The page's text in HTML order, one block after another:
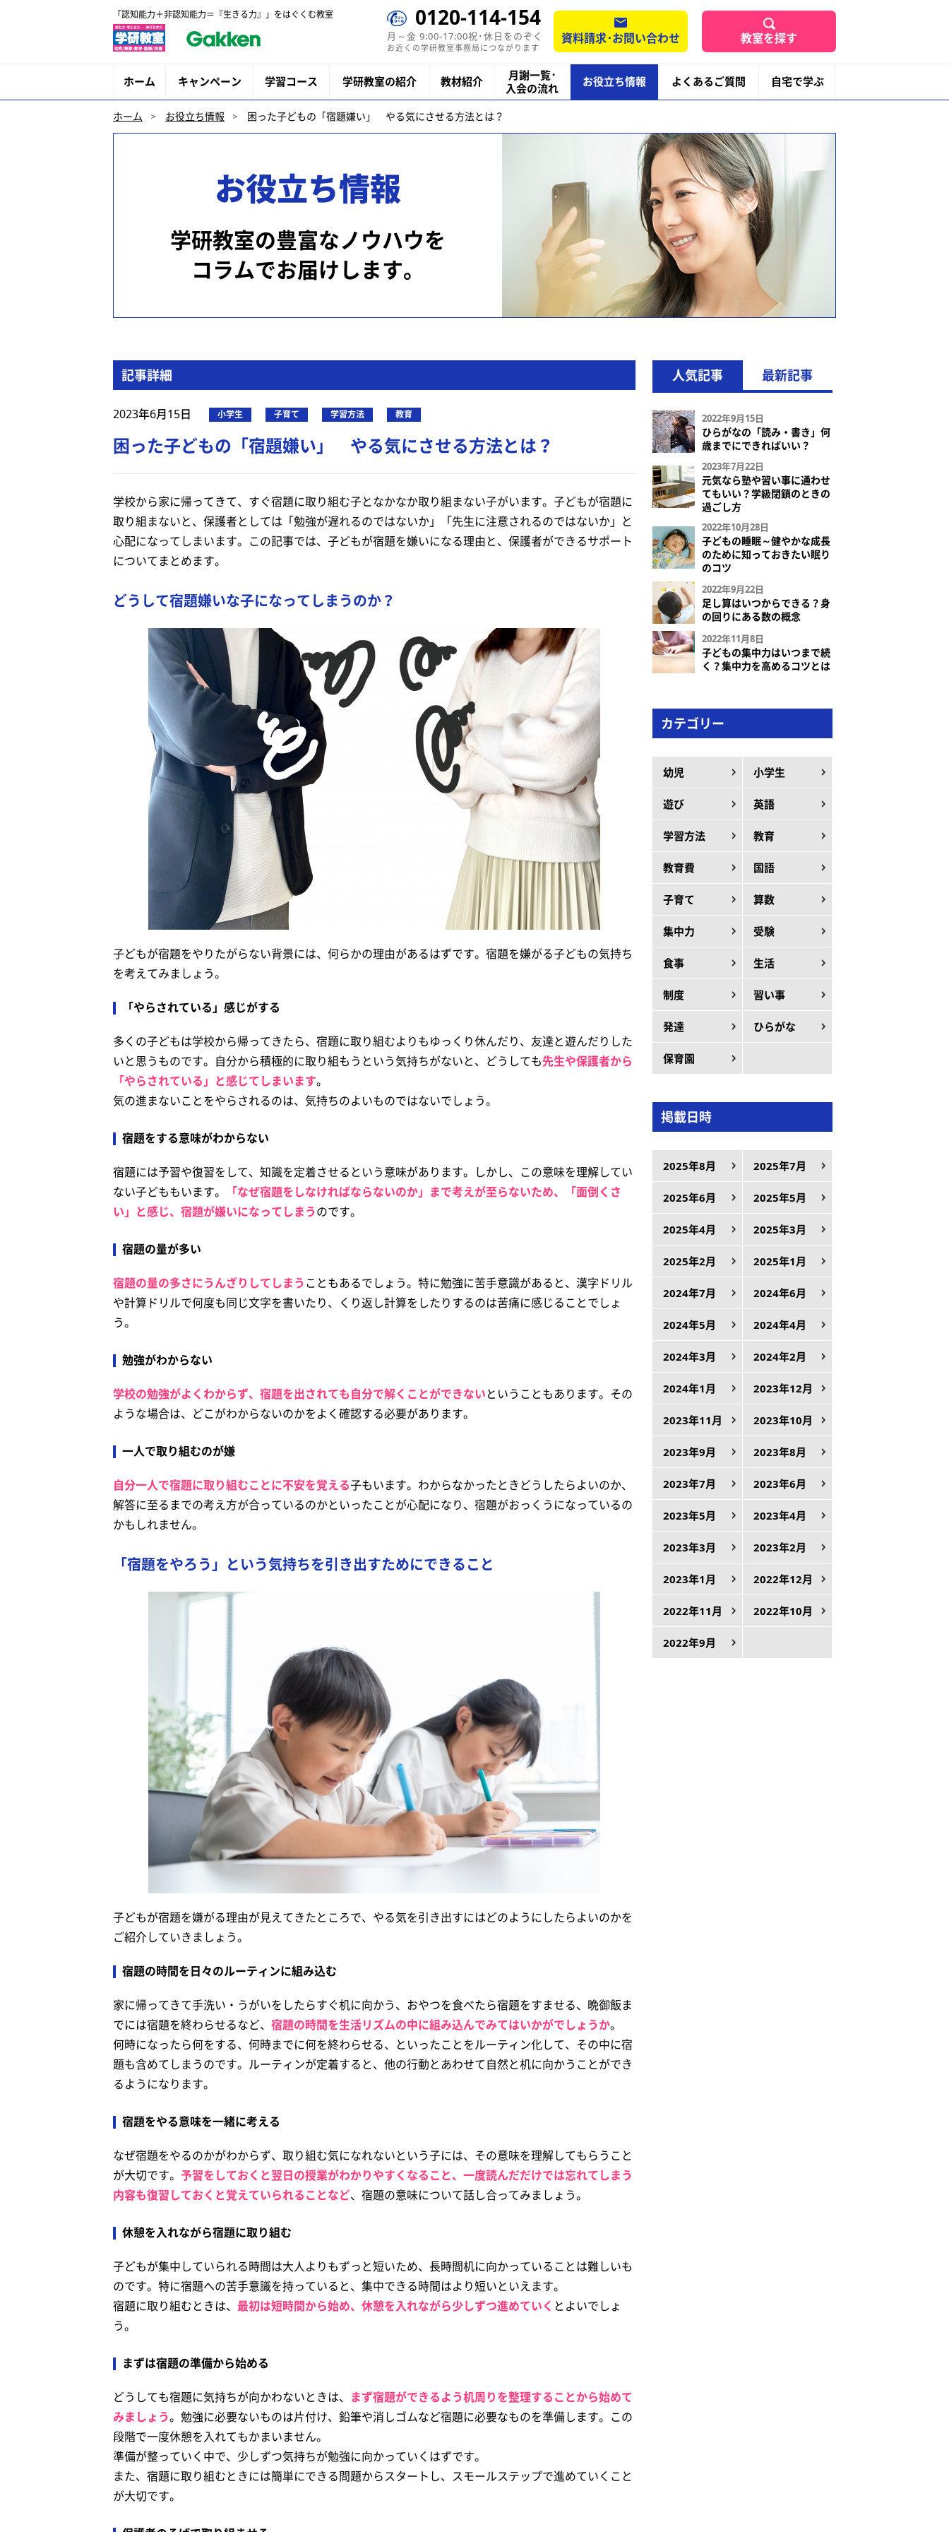
「認知能力＋非認知能力＝『生きる力』」をはぐくむ教室 0120-114-154
月～金 9:00-17:00祝･休日をのぞく
お近くの学研教室事務局につながります
資料請求･お問い合わせ 教室を探す
ホーム キャンペーン 学習コース 学研教室の紹介 教材紹介
月謝一覧･
入会の流れ
お役立ち情報 よくあるご質問 自宅で学ぶ
ホーム お役立ち情報 困った子どもの「宿題嫌い」 やる気にさせる方法とは？
お役立ち情報
学研教室の豊富なノウハウを
コラムでお届けします。
記事詳細
2023年6月15日 小学生 子育て 学習方法 教育
困った子どもの「宿題嫌い」 やる気にさせる方法とは？
学校から家に帰ってきて、すぐ宿題に取り組む子となかなか取り組まない子がいます。子どもが宿題に
取り組まないと、保護者としては「勉強が遅れるのではないか」「先生に注意されるのではないか」と
心配になってしまいます。この記事では、子どもが宿題を嫌いになる理由と、保護者ができるサポート
についてまとめます。
どうして宿題嫌いな子になってしまうのか？
子どもが宿題をやりたがらない背景には、何らかの理由があるはずです。宿題を嫌がる子どもの気持ち
を考えてみましょう。
「やらされている」感じがする
多くの子どもは学校から帰ってきたら、宿題に取り組むよりもゆっくり休んだり、友達と遊んだりした
いと思うものです。自分から積極的に取り組もうという気持ちがないと、どうしても先生や保護者から
「やらされている」と感じてしまいます。
気の進まないことをやらされるのは、気持ちのよいものではないでしょう。
宿題をする意味がわからない
宿題には予習や復習をして、知識を定着させるという意味があります。しかし、この意味を理解してい
ない子どももいます。
「なぜ宿題をしなければならないのか」まで考えが至らないため、「面倒くさ
い」と感じ、宿題が嫌いになってしまうのです。
宿題の量が多い
宿題の量の多さにうんざりしてしまう こともあるでしょう。特に勉強に苦手意識があると、漢字ドリル
や計算ドリルで何度も同じ文字を書いたり、くり返し計算をしたりするのは苦痛に感じることでしょ
う。
勉強がわからない
学校の勉強がよくわからず、宿題を出されても自分で解くことができないということもあります。その
ような場合は、どこがわからないのかをよく確認する必要があります。
一人で取り組むのが嫌
自分一人で宿題に取り組むことに不安を覚える子もいます。わからなかったときどうしたらよいのか、
解答に至るまでの考え方が合っているのかといったことが心配になり、宿題がおっくうになっているの
かもしれません。
「宿題をやろう」という気持ちを引き出すためにできること
子どもが宿題を嫌がる理由が見えてきたところで、やる気を引き出すにはどのようにしたらよいのかを
ご紹介していきましょう。
宿題の時間を日々のルーティンに組み込む
家に帰ってきて手洗い・うがいをしたらすぐ机に向かう、おやつを食べたら宿題をすませる、晩御飯ま
でには宿題を終わらせるなど、 宿題の時間を生活リズムの中に組み込んでみてはいかがでしょうか。
何時になったら何をする、何時までに何を終わらせる、といったことをルーティン化して、その中に宿
題も含めてしまうのです。ルーティンが定着すると、他の行動とあわせて自然と机に向かうことができ
るようになります。
宿題をやる意味を一緒に考える
なぜ宿題をやるのかがわからず、取り組む気になれないという子には、その意味を理解してもらうこと
が大切です。 予習をしておくと翌日の授業がわかりやすくなること、一度読んだだけでは忘れてしまう
内容も復習しておくと覚えていられることなど、宿題の意味について話し合ってみましょう。
休憩を入れながら宿題に取り組む
子どもが集中していられる時間は大人よりもずっと短いため、長時間机に向かっていることは難しいも
のです。特に宿題への苦手意識を持っていると、集中できる時間はより短いといえます。
宿題に取り組むときは、 最初は短時間から始め、休憩を入れながら少しずつ進めていく とよいでしょ
う。
まずは宿題の準備から始める
どうしても宿題に気持ちが向かわないときは、 まず宿題ができるよう机周りを整理することから始めて
みましょう。勉強に必要ないものは片付け、鉛筆や消しゴムなど宿題に必要なものを準備します。この
段階で一度休憩を入れてもかまいません。
準備が整っていく中で、少しずつ気持ちが勉強に向かっていくはずです。
また、宿題に取り組むときには簡単にできる問題からスタートし、スモールステップで進めていくこと
が大切です。
人気記事
2022年9月15日
ひらがなの「読み・書き」何
歳までにできればいい？
2023年7月22日
元気なら塾や習い事に通わせ
てもいい？学級閉鎖のときの
過ごし方
2022年10月28日
子どもの睡眠～健やかな成長
のために知っておきたい眠り
のコツ
2022年9月22日
足し算はいつからできる？身
の回りにある数の概念
2022年11月8日
子どもの集中力はいつまで続
く？集中力を高めるコツとは
最新記事
カテゴリー
幼児 小学生
遊び 英語
学習方法 教育
教育費 国語
子育て 算数
集中力 受験
食事 生活
制度 習い事
発達 ひらがな
保育園
掲載日時
2025年8月 2025年7月
2025年6月 2025年5月
2025年4月 2025年3月
2025年2月 2025年1月
2024年7月 2024年6月
2024年5月 2024年4月
2024年3月 2024年2月
2024年1月 2023年12月
2023年11月 2023年10月
2023年9月 2023年8月
2023年7月 2023年6月
2023年5月 2023年4月
2023年3月 2023年2月
2023年1月 2022年12月
2022年11月 2022年10月
2022年9月